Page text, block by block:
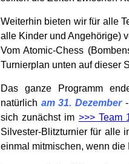
Weiterhin bieten wir für alle
alle Kinder und Angehörige)
Vom Atomic-Chess
Turnierplan unten auf dieser
Das ganze Programm
natürlich am 31. Dezember-
sich zunächst im >>> Team
Silvester-Blitzturnier für alle
einmal mitmischen, wenn die